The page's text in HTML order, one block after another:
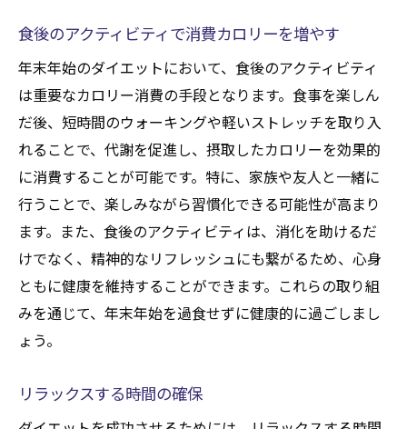
食後のアクティビティで消費カロリーを増やす
年末年始のダイエットにおいて、食後のアクティビティ
は重要なカロリー消費の手段となります。食事を楽しん
だ後、短時間のウォーキングや軽いストレッチを取り入
れることで、代謝を促進し、摂取したカロリーを効果的
に消費することが可能です。特に、家族や友人と一緒に
行うことで、楽しみながら習慣化できる可能性が高まり
ます。また、食後のアクティビティは、消化を助けるだ
けでなく、精神的なリフレッシュにも繋がるため、心身
ともに健康を維持することができます。これらの取り組
みを通じて、年末年始を過食せずに健康的に過ごしまし
ょう。
リラックスする時間の確保